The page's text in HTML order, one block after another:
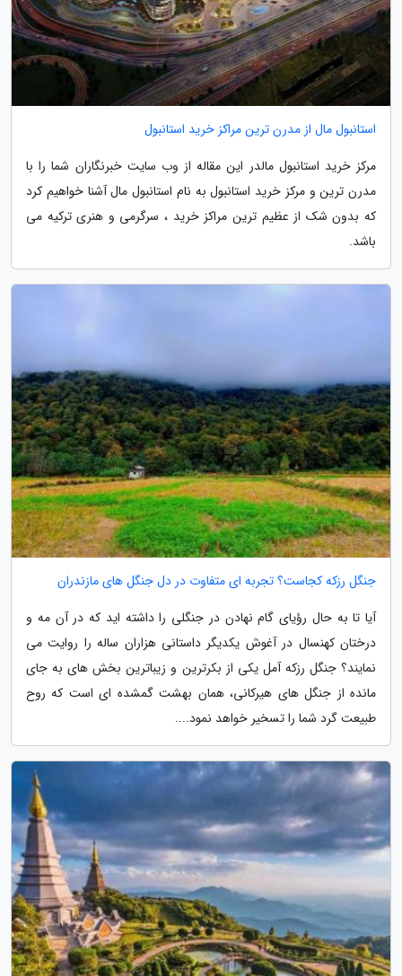
استانبول مال از مدرن ترین مراکز خرید استانبول
مرکز خرید استانبول مالدر این مقاله از وب سایت خبرنگاران شما را با
مدرن ترین و مرکز خرید استانبول به نام استانبول مال آشنا خواهیم کرد
که بدون شک از عظیم ترین مراکز خرید ، سرگرمی و هنری ترکیه می
باشد.
جنگل رزکه کجاست؟ تجربه ای متفاوت در دل جنگل های مازندران
آیا تا به حال رؤیای گام نهادن در جنگلی را داشته اید که در آن مه و
درختان کهنسال در آغوش یکدیگر داستانی هزاران ساله را روایت می
نمایند؟ جنگل رزکه آمل یکی از بکرترین و زیباترین بخش های به جای
مانده از جنگل های هیرکانی، همان بهشت گمشده ای است که روح
طبیعت گرد شما را تسخیر خواهد نمود....